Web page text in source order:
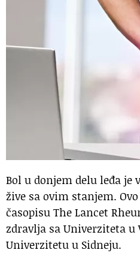
Bol u donjem delu leđa
žive sa ovim stanjem.
časopisu The Lancet
zdravlja sa Univerziteta
Univerzitetu u Sidneju.